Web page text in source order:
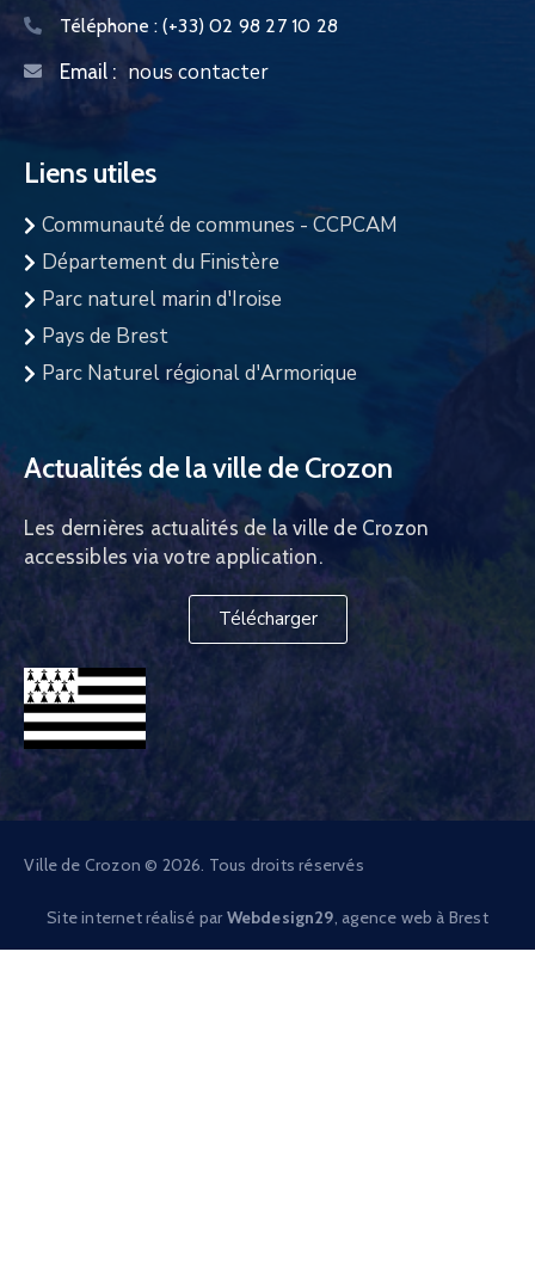
Téléphone : (+33) 02 98 27 10 28
Email : nous contacter
Liens utiles
Communauté de communes - CCPCAM
Département du Finistère
Parc naturel marin d'Iroise
Pays de Brest
Parc Naturel régional d'Armorique
Actualités de la ville de Crozon
Les dernières actualités de la ville de Crozon
accessibles via votre application.
Télécharger
Ville de Crozon © 2026. Tous droits réservés
Site internet réalisé par Webdesign29 , agence web à Brest